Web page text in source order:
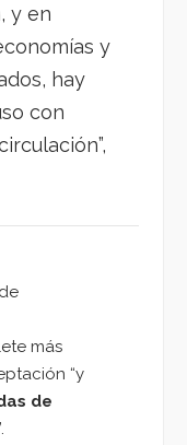
y en
y
hay
con
más
“y
de